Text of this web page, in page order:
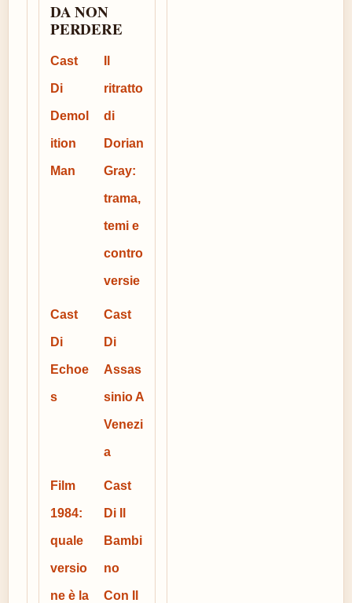
DA NON
PERDERE
Cast
Di
Demol
ition
Man
ritratto
di
Dorian
Gray:
trama,
temi e
contro
versie
Cast
Di
Echoe
s
Cast
Di
Assas
sinio A
Venezi
a
Film
1984:
quale
versio
ne è la
Cast
Di Il
Bambi
no
Con Il